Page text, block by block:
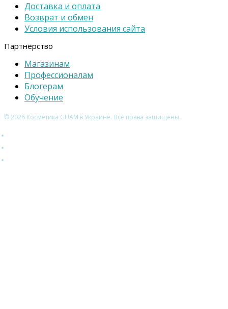
Доставка и оплата
Возврат и обмен
Условия использования сайта
Партнёрство
Магазинам
Профессионалам
Блогерам
Обучение
© 2026 Косметика GUAM в Украине. Все права защищены.